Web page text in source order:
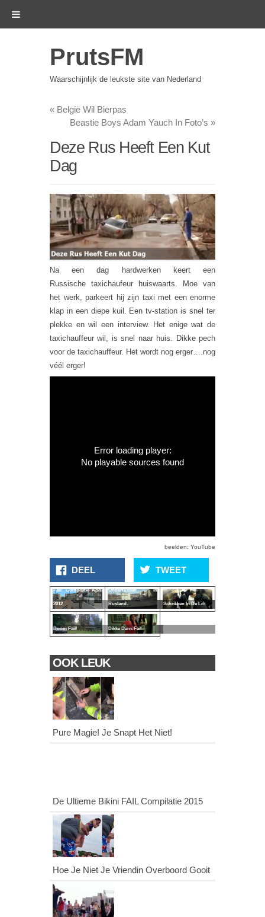
PrutsFM
Waarschijnlijk de leukste site van Nederland
« België Wil Bierpas
Beastie Boys Adam Yauch In Foto’s »
Deze Rus Heeft Een Kut
Dag
Na een dag hardwerken keert een
Russische taxichaufeur huiswaarts. Moe van
het werk, parkeert hij zijn taxi met een enorme
klap in een diepe kuil. Een tv-station is snel ter
plekke en wil een interview. Het enige wat de
taxichauffeur wil, is snel naar huis. Dikke pech
voor de taxichauffeur. Het wordt nog erger….nog
véél erger!
Error loading player:
No playable sources found
beelden: YouTube
DEEL TWEET
Fail! Compilatie April
2012
Ondertussen In
Rusland.. Schrikken In De Lift
Boom Fail! Dikke Dans Fail
OOK LEUK
Pure Magie! Je Snapt Het Niet!
De Ultieme Bikini FAIL Compilatie 2015
Hoe Je Niet Je Vriendin Overboord Gooit